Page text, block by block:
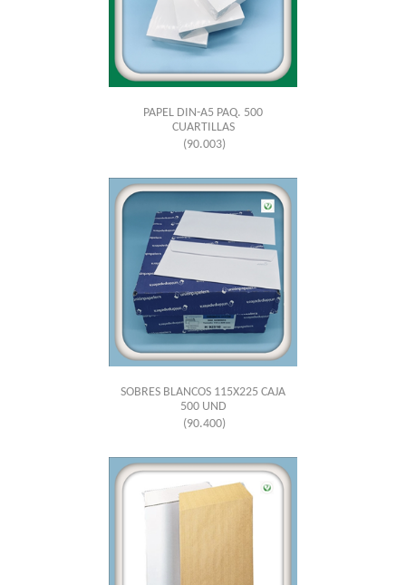
PAPEL DIN-A5 PAQ. 500
CUARTILLAS
(90.003)
SOBRES BLANCOS 115X225 CAJA
500 UND
(90.400)